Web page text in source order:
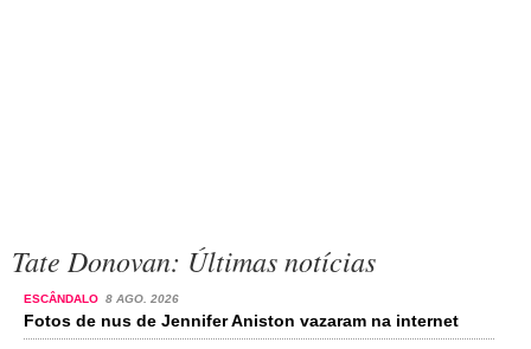
Tate Donovan: Últimas notícias
ESCÂNDALO 8 AGO. 2026
Fotos de nus de Jennifer Aniston vazaram na internet